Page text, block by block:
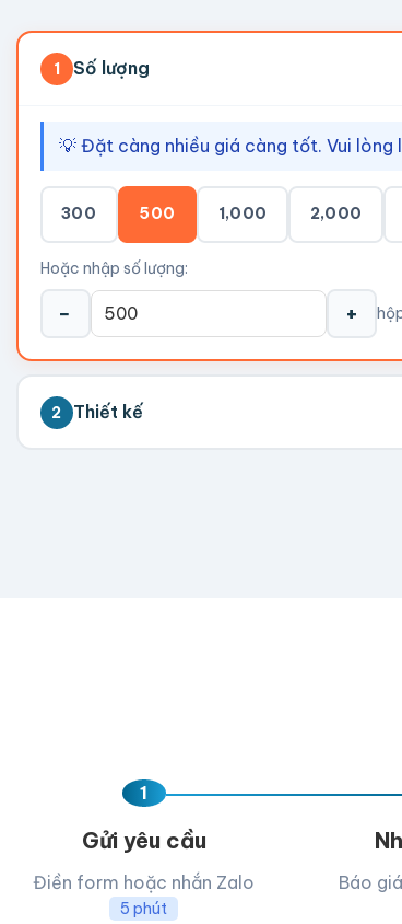
1 Số lượng
💡 Đặt càng nhiều giá càng tốt. Vui lòng
300 500 1,000 2,000
Hoặc nhập số lượng:
− +
2 Thiết kế
1
Gửi yêu cầu
Điền form hoặc nhắn Zalo
5 phút
Báo